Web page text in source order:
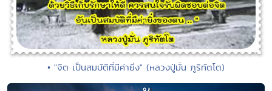
• "จิต เป็นสมบัติที่มีค่ายิ่ง" (หลวงปู่มั่น ภูริทัตโต)